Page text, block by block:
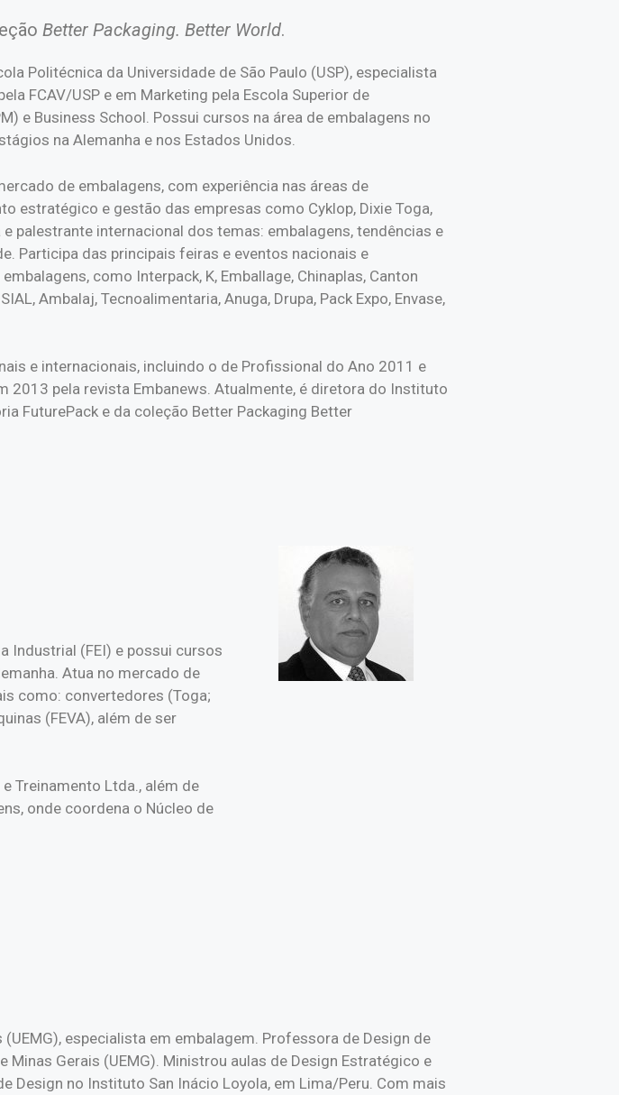
Better Packaging. Better World.
Politécnica da Universidade de São Paulo (USP), especialista
FCAV/USP e em Marketing pela Escola Superior de
e Business School. Possui cursos na área de embalagens no
na Alemanha e nos Estados Unidos.
de embalagens, com experiência nas áreas de
estratégico e gestão das empresas como Cyklop, Dixie Toga,
e palestrante internacional dos temas: embalagens, tendências e
Participa das principais feiras e eventos nacionais e
como Interpack, K, Emballage, Chinaplas, Canton
Ambalaj, Tecnoalimentaria, Anuga, Drupa, Pack Expo, Envase,
e internacionais, incluindo o de Profissional do Ano 2011 e
2013 pela revista Embanews. Atualmente, é diretora do Instituto
FuturePack e da coleção Better Packaging Better
Industrial (FEI) e possui cursos
Atua no mercado de
como: convertedores (Toga;
(FEVA), além de ser
Treinamento Ltda., além de
onde coordena o Núcleo de
especialista em embalagem. Professora de Design de
Gerais (UEMG). Ministrou aulas de Design Estratégico e
Design no Instituto San Inácio Loyola, em Lima/Peru. Com mais